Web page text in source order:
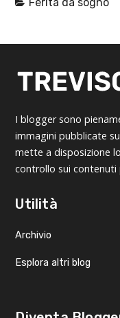
I blogger sono
immagini pubblicate
mette a disposizione
controllo sui contenuti
Utilità
Archivio
Esplora altri blog